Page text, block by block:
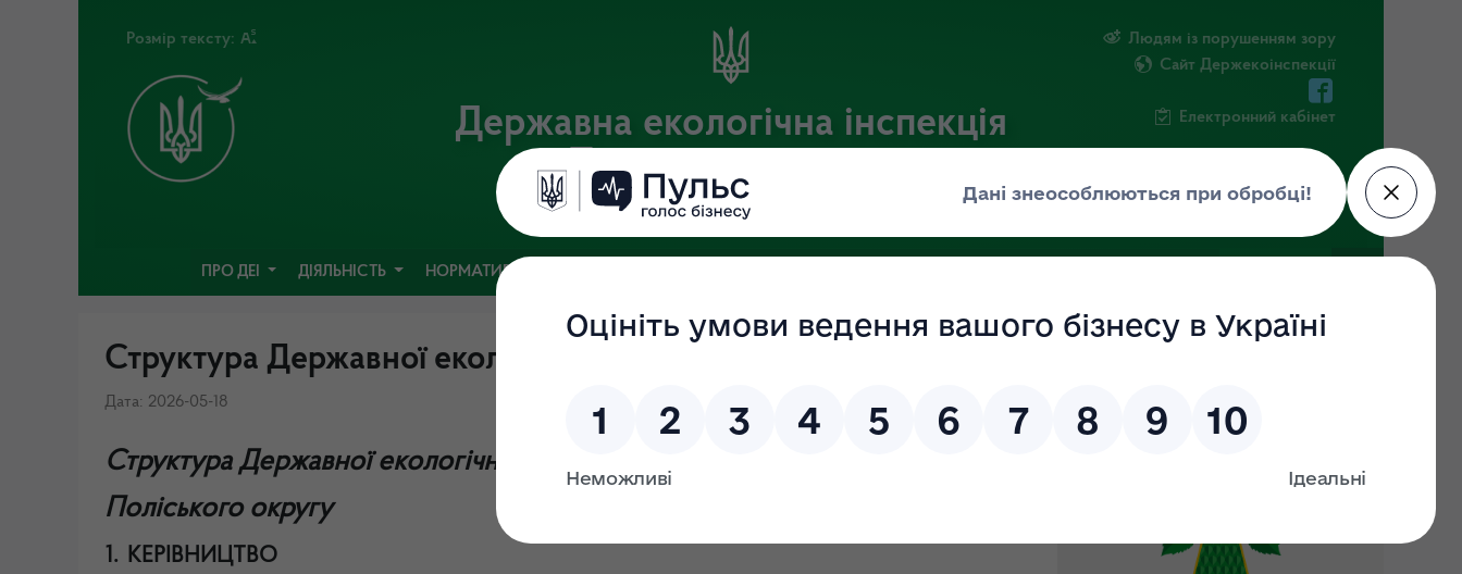
Розмір тексту:
Державна екологічна інспекція
Поліського округу
Офіційний веб-портал
Людям із порушенням зору
Сайт Держекоінспекції
Електронний кабінет
ПРО ДЕІ ДІЯЛЬНІСТЬ НОРМАТИВНА БАЗА
Структура Державної екологічної інспекції Поліського округу
Дата: 2026-05-18
Структура Державної екологічної інспекції
Поліського округу
1. КЕРІВНИЦТВО